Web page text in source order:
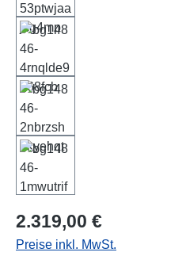
Regulärer Preis:
2.319,00 €
Preise inkl. MwSt.